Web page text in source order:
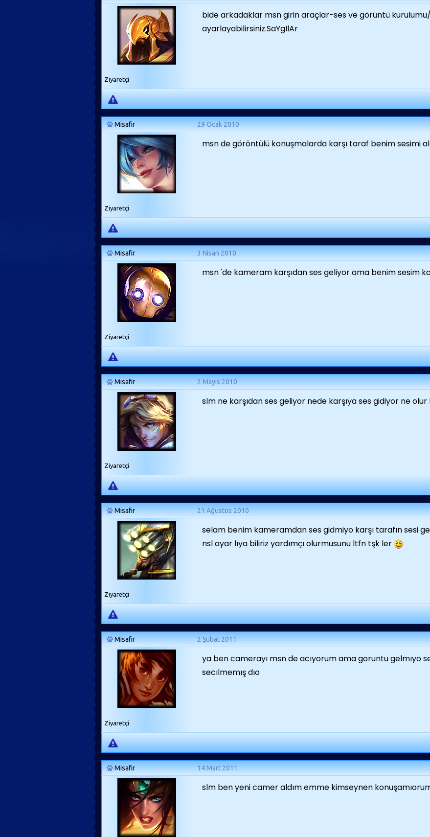
Ziyaretçi
bide arkadaklar msn girin araçlar-ses ve görüntü
ayarlayabilirsiniz.SaYgIlAr
Misafir 29 Ocak 2010
Ziyaretçi
msn de göröntülü konuşmalarda karşı taraf benim sesimi
Misafir 3 Nisan 2010
Ziyaretçi
msn 'de kameram karşıdan ses geliyor ama benim sesim
Misafir 2 Mayıs 2010
Ziyaretçi
slm ne karşıdan ses geliyor nede karşıya ses gidiyor ne olur
Misafir 21 Ağustos 2010
Ziyaretçi
selam benim kameramdan ses gidmiyo karşı tarafın sesi
nsl ayar lıya biliriz yardımçı olurmusunu ltfn tşk ler
Misafir 2 Şubat 2011
Ziyaretçi
ya ben camerayı msn de acıyorum ama goruntu gelmıyo
secılmemış dıo
Misafir 14 Mart 2011
slm ben yeni camer aldım emme kimseynen